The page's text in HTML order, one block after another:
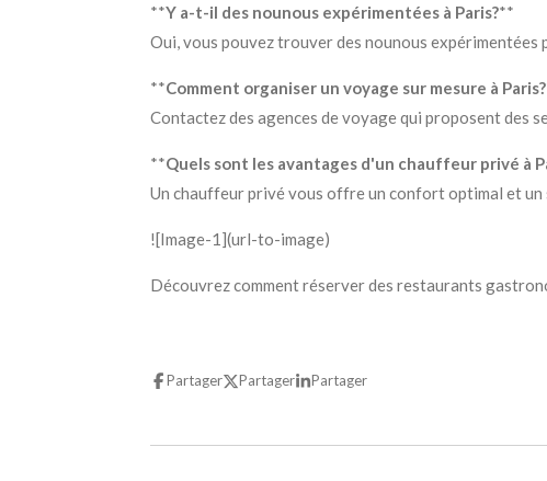
**Y a-t-il des nounous expérimentées à Paris?**
Oui, vous pouvez trouver des nounous expérimentées
**Comment organiser un voyage sur mesure à Paris?
Contactez des agences de voyage qui proposent des
**Quels sont les avantages d'un chauffeur privé à
Un chauffeur privé vous offre un confort optimal et un
![Image-1](url-to-image)
Découvrez comment réserver des restaurants
Partager Partager Partager